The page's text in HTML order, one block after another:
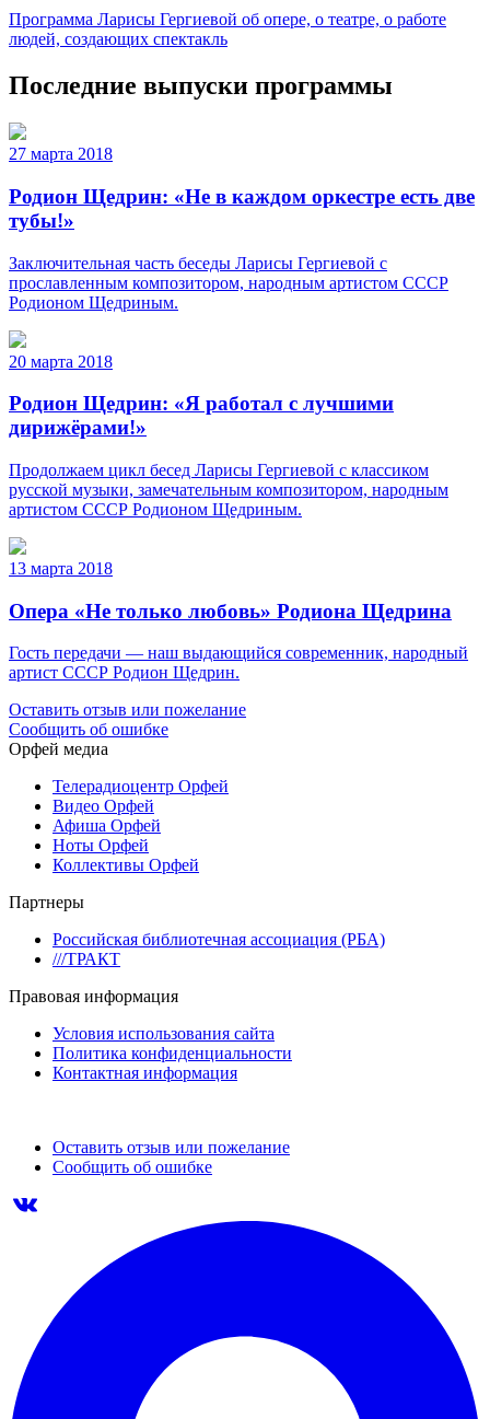
Программа Ларисы Гергиевой об опере, о театре, о работе
людей, создающих спектакль
Последние выпуски программы
27 марта 2018
Родион Щедрин: «Не в каждом оркестре есть две
тубы!»
Заключительная часть беседы Ларисы Гергиевой с
прославленным композитором, народным артистом СССР
Родионом Щедриным.
20 марта 2018
Родион Щедрин: «Я работал с лучшими
дирижёрами!»
Продолжаем цикл бесед Ларисы Гергиевой с классиком
русской музыки, замечательным композитором, народным
артистом СССР Родионом Щедриным.
13 марта 2018
Опера «Не только любовь» Родиона Щедрина
Гость передачи — наш выдающийся современник, народный
артист СССР Родион Щедрин.
Оставить отзыв или пожелание
Сообщить об ошибке
Орфей медиа
Телерадиоцентр Орфей
Видео Орфей
Афиша Орфей
Ноты Орфей
Коллективы Орфей
Партнеры
Российская библиотечная ассоциация (РБА)
///ТРАКТ
Правовая информация
Условия использования сайта
Политика конфиденциальности
Контактная информация
Оставить отзыв или пожелание
Сообщить об ошибке